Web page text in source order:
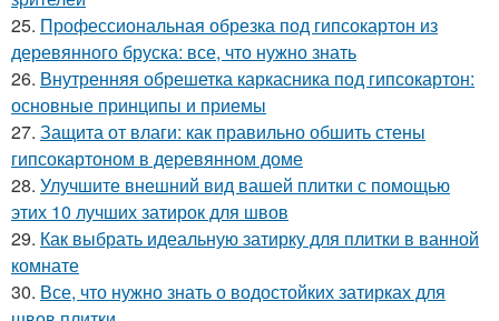
25. Профессиональная обрезка под гипсокартон из
деревянного бруска: все, что нужно знать
26. Внутренняя обрешетка каркасника под гипсокартон:
основные принципы и приемы
27. Защита от влаги: как правильно обшить стены
гипсокартоном в деревянном доме
28. Улучшите внешний вид вашей плитки с помощью
этих 10 лучших затирок для швов
29. Как выбрать идеальную затирку для плитки в ванной
комнате
30. Все, что нужно знать о водостойких затирках для